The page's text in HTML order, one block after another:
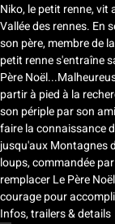
Niko, le petit renne,
Vallée des rennes. En
son père, membre de
petit renne s'entraîne
Père
partir à pied à la
son périple par son
faire la connaissance
jusqu'aux Montagnes
loups, commandée
remplacer Le Père
courage pour
Infos, trailers & details